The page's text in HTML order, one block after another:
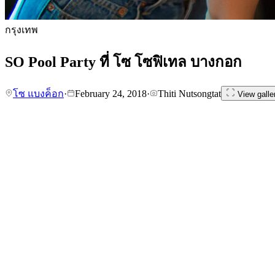
กรุงเทพ
SO Pool Party ที่ โซ โซฟิเทล บางกอก
โซ แบงค็อก· February 24, 2018· Thiti Nutsongtat View